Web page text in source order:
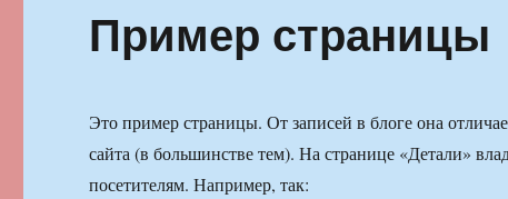
Пример страницы
Это пример страницы. От записей в блоге она
сайта (в большинстве тем). На странице «Детали»
посетителям. Например, так: